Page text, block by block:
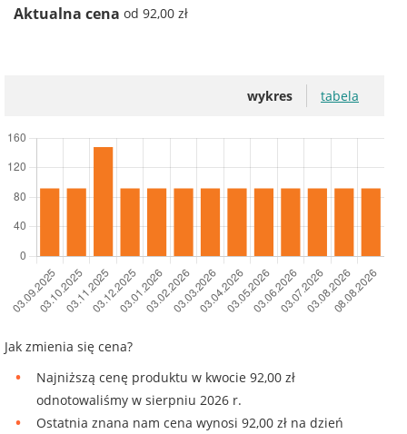
Aktualna cena od 92,00 zł
wykres tabela
Jak zmienia się cena?
Najniższą cenę produktu w kwocie 92,00 zł
odnotowaliśmy w sierpniu 2026 r.
Ostatnia znana nam cena wynosi 92,00 zł na dzień